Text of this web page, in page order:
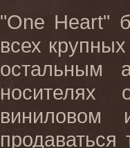
"One Heart"
всех
остальным
виниловом
продаваться